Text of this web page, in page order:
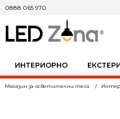
ИНТЕРИОРНО
0888 065 970
Магазин за осветителни тела